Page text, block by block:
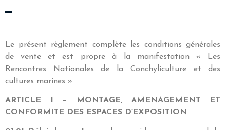
Le présent règlement complète les conditions générales
de vente et est propre à la manifestation « Les
Rencontres Nationales de la Conchyliculture et des
cultures marines »
ARTICLE 1 – MONTAGE, AMENAGEMENT ET
CONFORMITE DES ESPACES D’EXPOSITION